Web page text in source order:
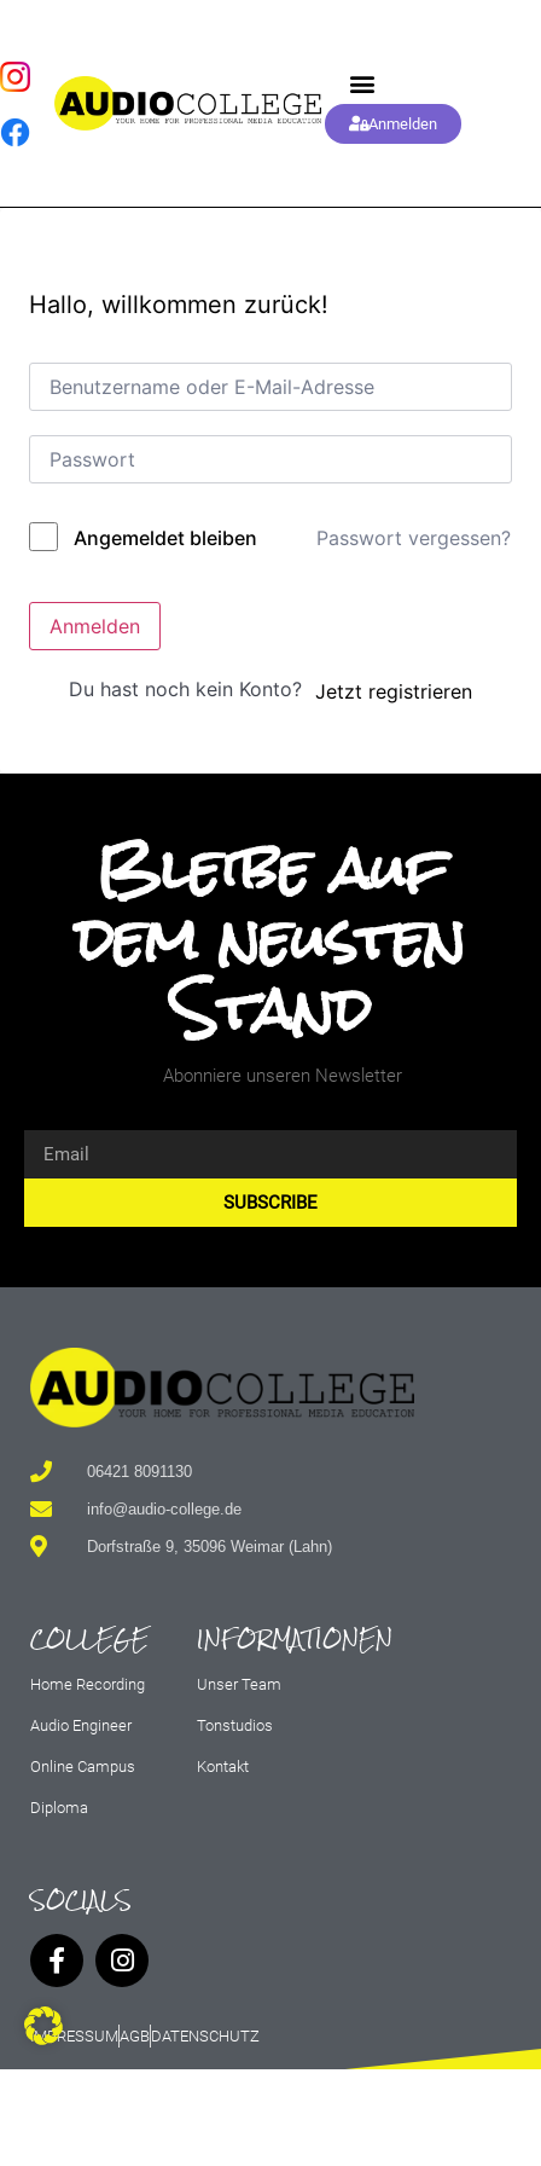
Anmelden
Hallo, willkommen zurück!
Alternative:
Angemeldet bleiben Passwort vergessen?
Anmelden
Du hast noch kein Konto? Jetzt registrieren
Bleibe auf
dem neusten
Stand
Abonniere unseren Newsletter
SUBSCRIBE
06421 8091130
info@audio-college.de
Dorfstraße 9, 35096 Weimar (Lahn)
COLLEGE
Home Recording
Audio Engineer
Online Campus
Diploma
INFORMATIONEN
Unser Team
Tonstudios
Kontakt
SOCIALS
IMPRESSUMAGBDATENSCHUTZ